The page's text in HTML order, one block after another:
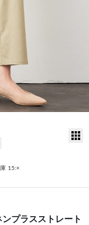
15:×
ンプラスストレート